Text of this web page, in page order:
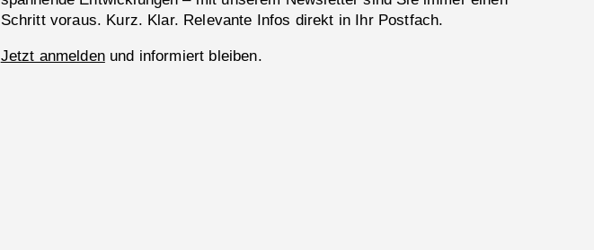
Schritt voraus. Kurz. Klar. Relevante Infos direkt in Ihr Postfach.
Jetzt anmeldenund informiert bleiben.